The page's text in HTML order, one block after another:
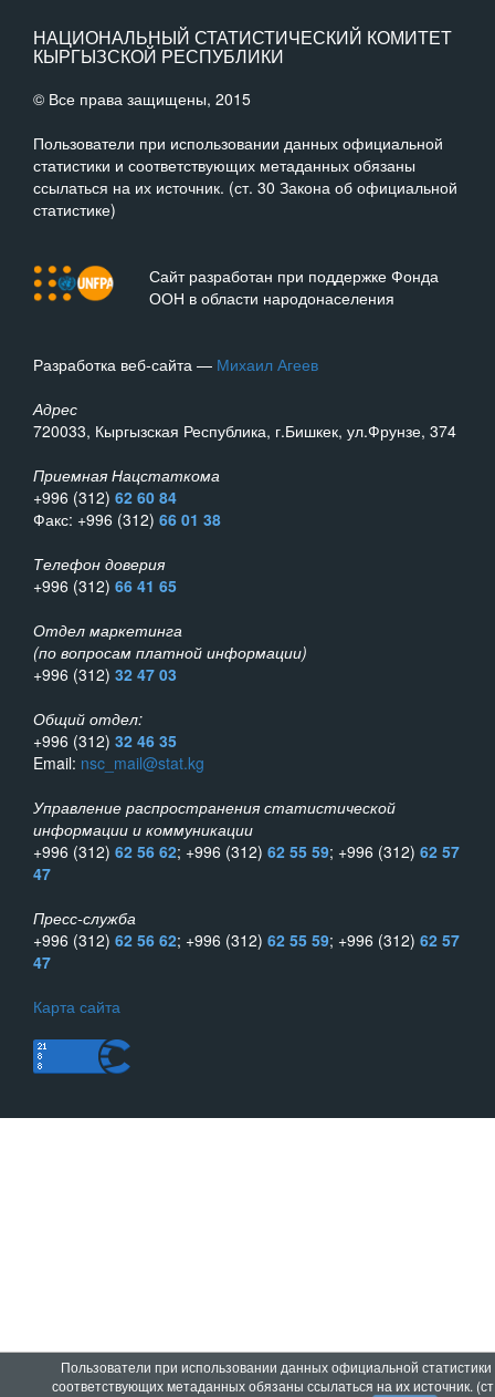
НАЦИОНАЛЬНЫЙ СТАТИСТИЧЕСКИЙ КОМИТЕТ
КЫРГЫЗСКОЙ РЕСПУБЛИКИ
© Все права защищены, 2015
Пользователи при использовании данных официальной
статистики и соответствующих метаданных обязаны
ссылаться на их источник. (ст. 30 Закона об официальной
статистике)
Сайт разработан при поддержке Фонда
ООН в области народонаселения
Разработка веб-сайта — Михаил Агеев
Адрес
720033, Кыргызская Республика, г.Бишкек, ул.Фрунзе, 374
Приемная Нацстаткома
+996 (312) 62 60 84
Факс: +996 (312) 66 01 38
Телефон доверия
+996 (312) 66 41 65
Отдел маркетинга
(по вопросам платной информации)
+996 (312) 32 47 03
Общий отдел:
+996 (312) 32 46 35
Email: nsc_mail@stat.kg
Управление распространения статистической
информации и коммуникации
+996 (312) 62 56 62; +996 (312) 62 55 59; +996 (312) 62 57
47
Пресс-служба
+996 (312) 62 56 62; +996 (312) 62 55 59; +996 (312) 62 57
47
Карта сайта
Пользователи при использовании данных официальной статистики
соответствующих метаданных обязаны ссылаться на их источник.